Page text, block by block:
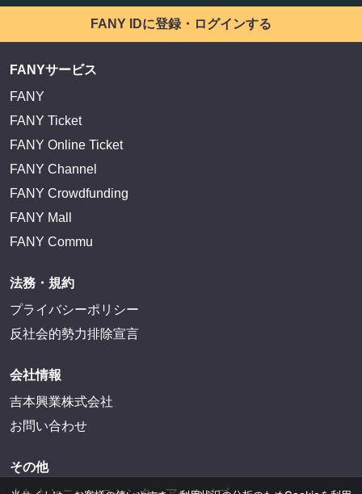
FANY IDに登録・ログインする
FANYサービス
FANY
FANY Ticket
FANY Online Ticket
FANY Channel
FANY Crowdfunding
FANY Mall
FANY Commu
法務・規約
プライバシーポリシー
反社会的勢力排除宣言
会社情報
吉本興業株式会社
お問い合わせ
その他